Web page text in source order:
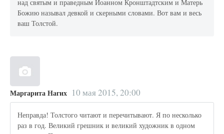
над святым и праведным Иоанном Кронштадтским и Матерь
Божию называл девкой и скерными словами. Вот вам и весь
ваш Толстой.
Маргарита Нагих 10 мая 2015, 20:00
Неправда! Толстого читают и перечитывают. Я по несколько
раз в год. Великий грешник и великий художник в одном